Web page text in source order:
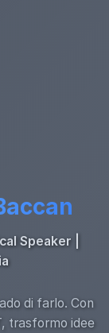
Speaker |
di farlo. Con
trasformo idee